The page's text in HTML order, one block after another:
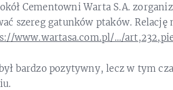
Cementowni Warta S.A.
szereg gatunków ptaków.
www.wartasa.com.pl/…/
bardzo pozytywny, lecz w tym